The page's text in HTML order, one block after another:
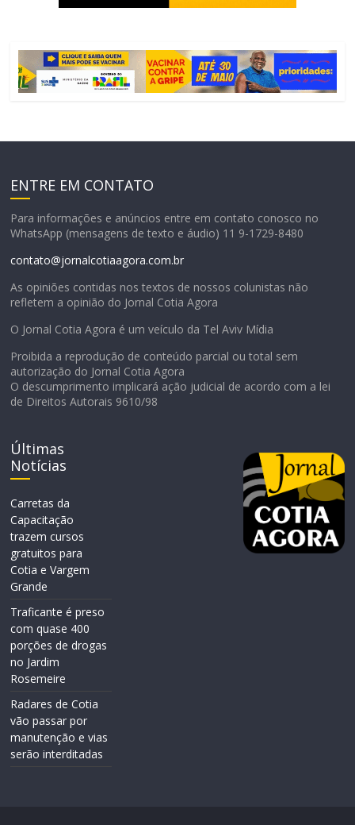
ENTRE EM CONTATO
Para informações e anúncios entre em contato conosco no
WhatsApp (mensagens de texto e áudio) 11 9-1729-8480
contato@jornalcotiaagora.com.br
As opiniões contidas nos textos de nossos colunistas não
refletem a opinião do Jornal Cotia Agora
O Jornal Cotia Agora é um veículo da Tel Aviv Mídia
Proibida a reprodução de conteúdo parcial ou total sem
autorização do Jornal Cotia Agora
O descumprimento implicará ação judicial de acordo com a lei
de Direitos Autorais 9610/98
Últimas
Notícias
Carretas da
Capacitação
trazem cursos
gratuitos para
Cotia e Vargem
Grande
Traficante é preso
com quase 400
porções de drogas
no Jardim
Rosemeire
Radares de Cotia
vão passar por
manutenção e vias
serão interditadas